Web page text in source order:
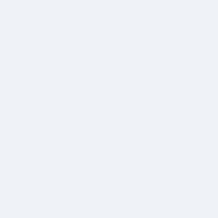
【何も言わなくても通じ合う